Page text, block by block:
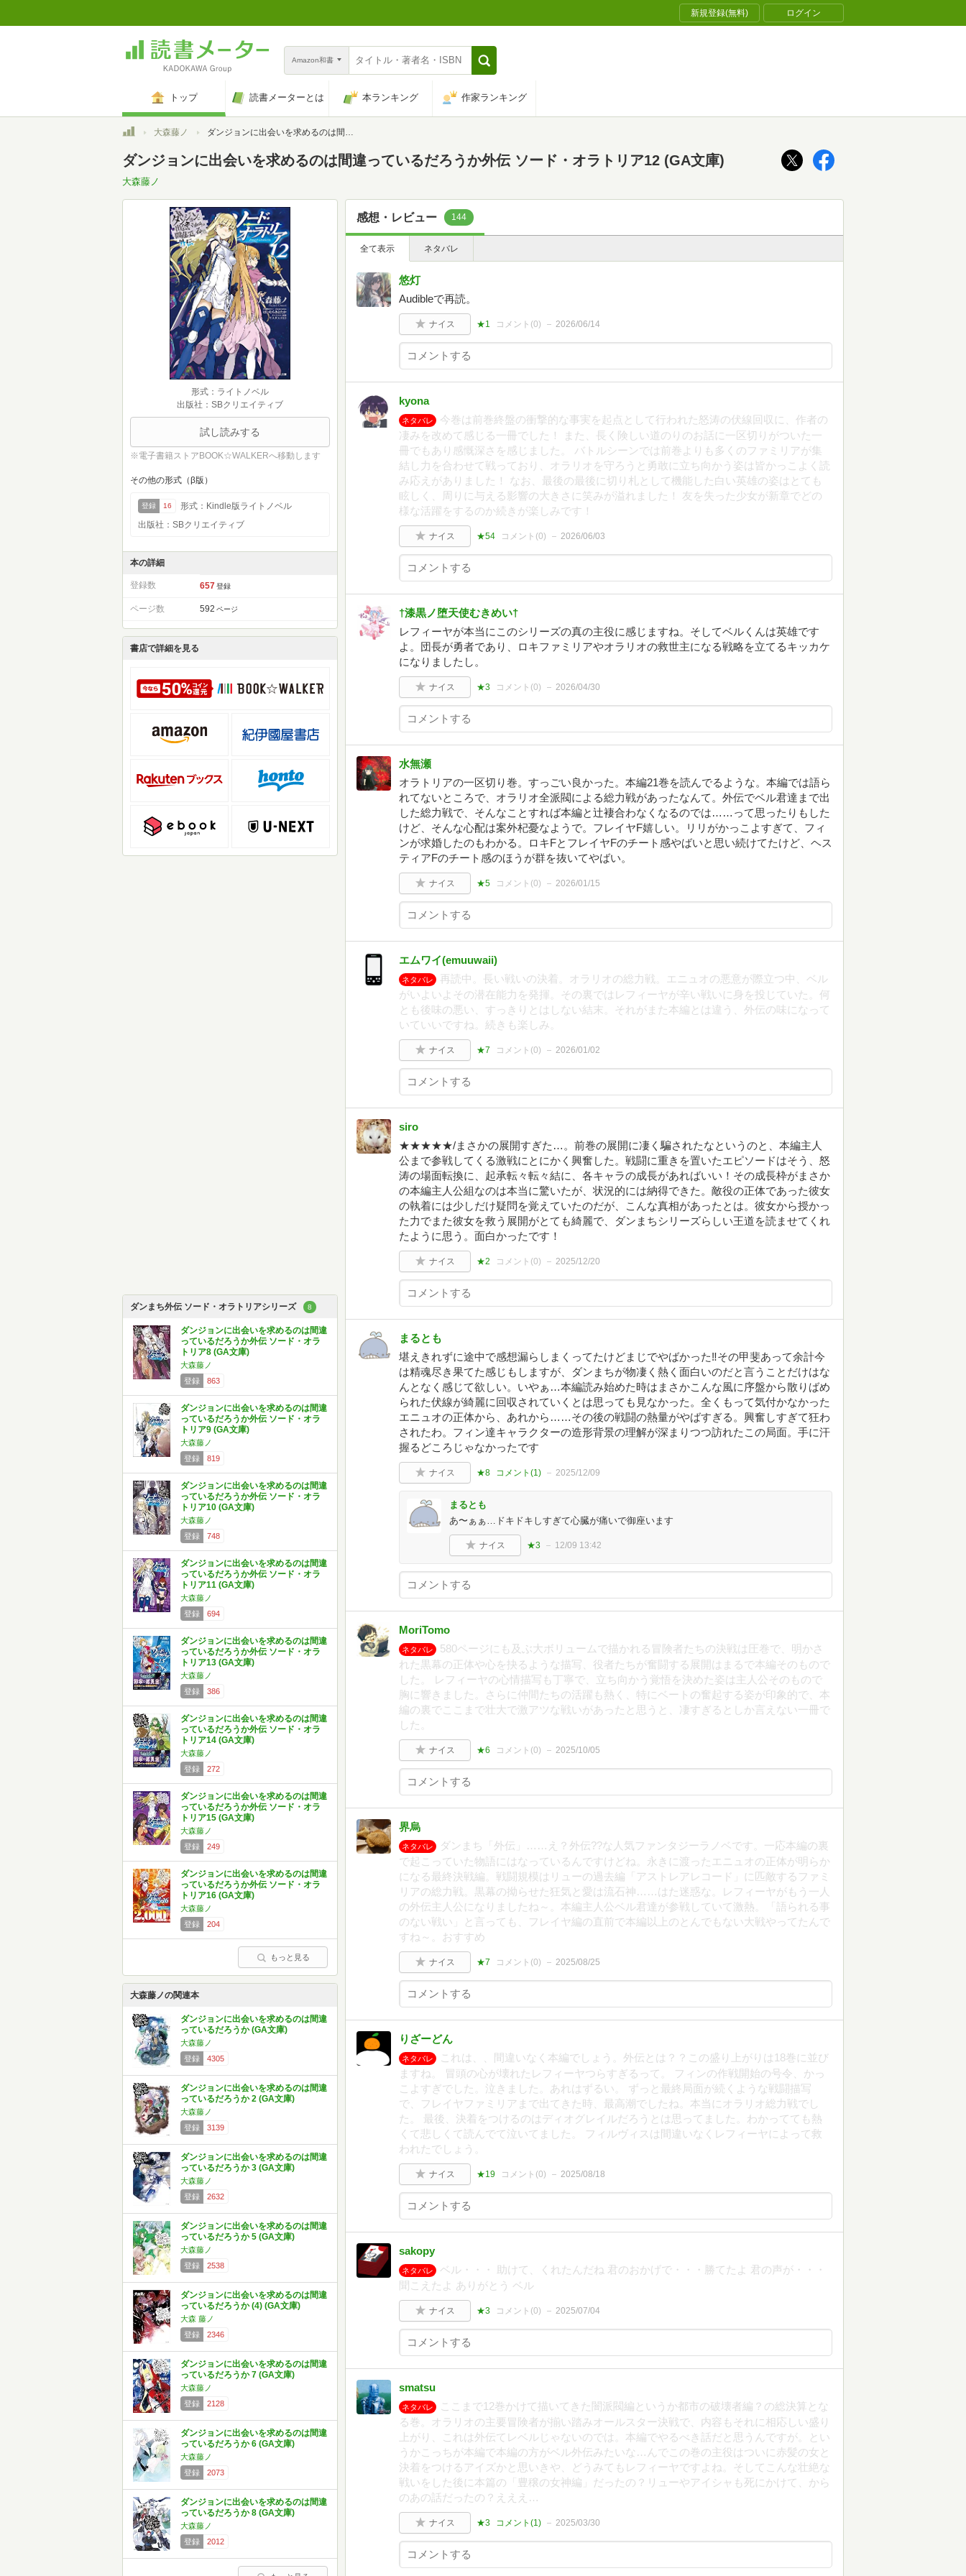
新規登録(無料) ログイン
Amazon和書
トップ 読書メーターとは 本ランキング 作家ランキング
トップ大森藤ノ ダンジョンに出会いを求めるのは間違っているだろうか外伝 ソード・オラトリア12 (GA文庫)
ダンジョンに出会いを求めるのは間違っているだろうか外伝 ソード・オラトリア12 (GA文庫)
大森藤ノ
形式：ライトノベル
出版社：SBクリエイティブ
試し読みする
※電子書籍ストアBOOK☆WALKERへ移動します
その他の形式（β版）
登録 16
形式：Kindle版ライトノベル
出版社：SBクリエイティブ
本の詳細
登録数 657 登録
ページ数 592 ページ
書店で詳細を見る
ダンまち外伝 ソード・オラトリアシリーズ 8
ダンジョンに出会いを求めるのは間違
っているだろうか外伝 ソード・オラ
トリア8 (GA文庫)
大森藤ノ
登録
863
ダンジョンに出会いを求めるのは間違
っているだろうか外伝 ソード・オラ
トリア9 (GA文庫)
大森藤ノ
登録
819
ダンジョンに出会いを求めるのは間違
っているだろうか外伝 ソード・オラ
トリア10 (GA文庫)
大森藤ノ
登録
748
ダンジョンに出会いを求めるのは間違
っているだろうか外伝 ソード・オラ
トリア11 (GA文庫)
大森藤ノ
登録
694
ダンジョンに出会いを求めるのは間違
っているだろうか外伝 ソード・オラ
トリア13 (GA文庫)
大森藤ノ
登録
386
ダンジョンに出会いを求めるのは間違
っているだろうか外伝 ソード・オラ
トリア14 (GA文庫)
大森藤ノ
登録
272
ダンジョンに出会いを求めるのは間違
っているだろうか外伝 ソード・オラ
トリア15 (GA文庫)
大森藤ノ
登録
249
ダンジョンに出会いを求めるのは間違
っているだろうか外伝 ソード・オラ
トリア16 (GA文庫)
大森藤ノ
登録
204
もっと見る
大森藤ノの関連本
ダンジョンに出会いを求めるのは間違
っているだろうか (GA文庫)
大森藤ノ
登録
4305
ダンジョンに出会いを求めるのは間違
っているだろうか 2 (GA文庫)
大森藤ノ
登録
3139
ダンジョンに出会いを求めるのは間違
っているだろうか 3 (GA文庫)
大森藤ノ
登録
2632
ダンジョンに出会いを求めるのは間違
っているだろうか 5 (GA文庫)
大森藤ノ
登録
2538
ダンジョンに出会いを求めるのは間違
っているだろうか (4) (GA文庫)
大森 藤ノ
登録
2346
ダンジョンに出会いを求めるのは間違
っているだろうか 7 (GA文庫)
大森藤ノ
登録
2128
ダンジョンに出会いを求めるのは間違
っているだろうか 6 (GA文庫)
大森藤ノ
登録
2073
ダンジョンに出会いを求めるのは間違
っているだろうか 8 (GA文庫)
大森藤ノ
登録
2012
感想・レビュー 144
全て表示 ネタバレ
悠灯
Audibleで再読。
ナイス ★1 コメント(0) 2026/06/14
kyona
ネタバレ
今巻は前巻終盤の衝撃的な事実を起点として行われた怒涛の伏線回収に、作者の
凄みを改めて感じる一冊でした！ また、長く険しい道のりのお話に一区切りがついた一
冊でもあり感慨深さを感じました。 バトルシーンでは前巻よりも多くのファミリアが集
結し力を合わせて戦っており、オラリオを守ろうと勇敢に立ち向かう姿は皆かっこよく読
み応えがありました！ なお、最後の最後に切り札として機能した白い英雄の姿はとても
眩しく、周りに与える影響の大きさに笑みが溢れました！ 友を失った少女が新章でどの
様な活躍をするのか続きが楽しみです！
ナイス ★54 コメント(0) 2026/06/03
†漆黒ノ堕天使むきめい†
レフィーヤが本当にこのシリーズの真の主役に感じますね。そしてベルくんは英雄です
よ。団長が勇者であり、ロキファミリアやオラリオの救世主になる戦略を立てるキッカケ
になりましたし。
ナイス ★3 コメント(0) 2026/04/30
水無瀬
オラトリアの一区切り巻。すっごい良かった。本編21巻を読んでるような。本編では語ら
れてないところで、オラリオ全派閥による総力戦があったなんて。外伝でベル君達まで出
した総力戦で、そんなことすれば本編と辻褄合わなくなるのでは……って思ったりもした
けど、そんな心配は案外杞憂なようで。フレイヤF嬉しい。リリがかっこよすぎて、フィ
ンが求婚したのもわかる。ロキFとフレイヤFのチート感やばいと思い続けてたけど、ヘス
ティアFのチート感のほうが群を抜いてやばい。
ナイス ★5 コメント(0) 2026/01/15
エムワイ(emuuwaii)
ネタバレ
再読中。長い戦いの決着。オラリオの総力戦。エニュオの悪意が際立つ中、ベル
がいよいよその潜在能力を発揮。その裏ではレフィーヤが辛い戦いに身を投じていた。何
とも後味の悪い、すっきりとはしない結末。それがまた本編とは違う、外伝の味になって
いていいですね。続きも楽しみ。
ナイス ★7 コメント(0) 2026/01/02
siro
★★★★★/まさかの展開すぎた…。前巻の展開に凄く騙されたなというのと、本編主人
公まで参戦してくる激戦にとにかく興奮した。戦闘に重きを置いたエピソードはそう、怒
涛の場面転換に、起承転々転々結に、各キャラの成長があればいい！その成長枠がまさか
の本編主人公組なのは本当に驚いたが、状況的には納得できた。敵役の正体であった彼女
の執着には少しだけ疑問を覚えていたのだが、こんな真相があったとは。彼女から授かっ
た力でまた彼女を救う展開がとても綺麗で、ダンまちシリーズらしい王道を読ませてくれ
たように思う。面白かったです！
ナイス ★2 コメント(0) 2025/12/20
まるとも
堪えきれずに途中で感想漏らしまくってたけどまじでやばかった‼︎その甲斐あって余計今
は精魂尽き果てた感じもしますが、ダンまちが物凄く熱く面白いのだと言うことだけはな
んとなく感じて欲しい。いやぁ…本編読み始めた時はまさかこんな風に序盤から散りばめ
られた伏線が綺麗に回収されていくとは思っても見なかった。全くもって気付かなかった
エニュオの正体から、あれから……その後の戦闘の熱量がやばすぎる。興奮しすぎて狂わ
されたわ。フィン達キャラクターの造形背景の理解が深まりつつ訪れたこの局面。手に汗
握るどころじゃなかったです
ナイス ★8 コメント(1) 2025/12/09
まるとも
あ〜ぁぁ…ドキドキしすぎて心臓が痛いで御座います
ナイス ★3 12/09 13:42
MoriTomo
ネタバレ
580ページにも及ぶ大ボリュームで描かれる冒険者たちの決戦は圧巻で、明かさ
れた黒幕の正体や心を抉るような描写、役者たちが奮闘する展開はまるで本編そのもので
した。 レフィーヤの心情描写も丁寧で、立ち向かう覚悟を決めた姿は主人公そのもので
胸に響きました。さらに仲間たちの活躍も熱く、特にベートの奮起する姿が印象的で、本
編の裏でここまで壮大で激アツな戦いがあったと思うと、凄すぎるとしか言えない一冊で
した。
ナイス ★6 コメント(0) 2025/10/05
界烏
ネタバレ
ダンまち「外伝」……え？外伝??な人気ファンタジーラノベです。一応本編の裏
で起こっていた物語にはなっているんですけどね。永きに渡ったエニュオの正体が明らか
になる最終決戦編。戦闘規模はリューの過去編「アストレアレコード」に匹敵するファミ
リアの総力戦。黒幕の拗らせた狂気と愛は流石神……はた迷惑な。レフィーヤがもう一人
の外伝主人公になりましたね～。本編主人公ベル君達が参戦していて激熱。「語られる事
のない戦い」と言っても、フレイヤ編の直前で本編以上のとんでもない大戦やってたんで
すね～。おすすめ
ナイス ★7 コメント(0) 2025/08/25
りざーどん
ネタバレ
これは、、間違いなく本編でしょう。外伝とは？？この盛り上がりは18巻に並び
ますね。 冒頭の心が壊れたレフィーヤつらすぎるって。 フィンの作戦開始の号令、かっ
こよすぎでした。泣きました。あれはずるい。 ずっと最終局面が続くような戦闘描写
で、フレイヤファミリアまで出てきた時、最高潮でしたね。本当にオラリオ総力戦でし
た。 最後、決着をつけるのはディオグレイルだろうとは思ってました。わかってても熱
くて悲しくて読んでて泣いてました。 フィルヴィスは間違いなくレフィーヤによって救
われたでしょう。
ナイス ★19 コメント(0) 2025/08/18
sakopy
ネタバレ
ベル・・・ 助けて、くれたんだね 君のおかげで・・・勝てたよ 君の声が・・・
聞こえたよ ありがとう ベル
ナイス ★3 コメント(0) 2025/07/04
smatsu
ネタバレ
ここまで12巻かけて描いてきた闇派閥編というか都市の破壊者編？の総決算とな
る巻。オラリオの主要冒険者が揃い踏みオールスター決戦で、内容もそれに相応しい盛り
上がり、これは外伝てレベルじゃないのでは。本編でやるべき話だと思うんですが。とい
うかこっちが本編で本編の方がベル外伝みたいな…んでこの巻の主役はついに赤髪の女と
決着をつけるアイズかと思いきや、どうみてもレフィーヤですよね。そしてこんな壮絶な
戦いをした後に本篇の「豊穣の女神編」だったの？リューやアイシャも死にかけて、から
のあの話だったの？えええ…
ナイス ★3 コメント(1) 2025/03/30